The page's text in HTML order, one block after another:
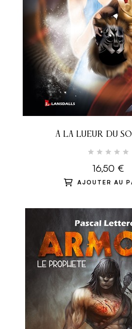
À LA LUEUR DU
16,50 €
AJOUTER AU